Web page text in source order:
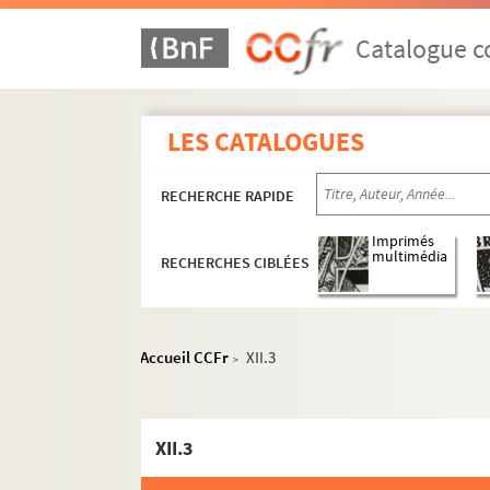
Catalogue
LES CATALOGUES
RECHERCHE RAPIDE
RECHERCHES CIBLÉES
Imprimés
multimédia
Accueil CCFr > XII.3
XII.3